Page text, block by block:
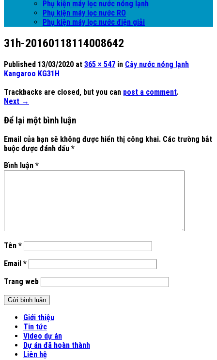
Phụ kiện máy lọc nước nóng lạnh
Phụ kiện máy lọc nước RO
Phụ kiện máy lọc nước điện giải
31h-20160118114008642
Published 13/03/2020 at 365 × 547 in Cây nước nóng lạnh
Kangaroo KG31H
Trackbacks are closed, but you can post a comment.
Next →
Để lại một bình luận
Email của bạn sẽ không được hiển thị công khai. Các trường bắt
buộc được đánh dấu *
Bình luận *
Tên *
Email *
Trang web
Giới thiệu
Tin tức
Video dự án
Dự án đã hoàn thành
Liên hệ